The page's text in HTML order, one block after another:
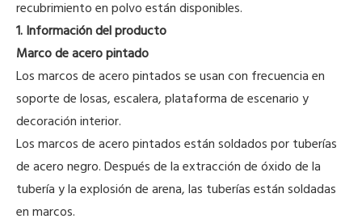
recubrimiento en polvo están disponibles.
1. Información del producto
Marco de acero pintado
Los marcos de acero pintados se usan con frecuencia en
soporte de losas, escalera, plataforma de escenario y
decoración interior.
Los marcos de acero pintados están soldados por tuberías
de acero negro. Después de la extracción de óxido de la
tubería y la explosión de arena, las tuberías están soldadas
en marcos.